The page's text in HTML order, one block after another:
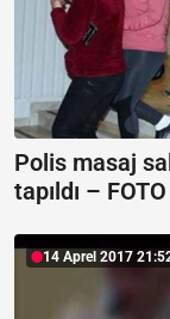
Polis masaj
tapıldı – FOTO
14 Aprel 2017